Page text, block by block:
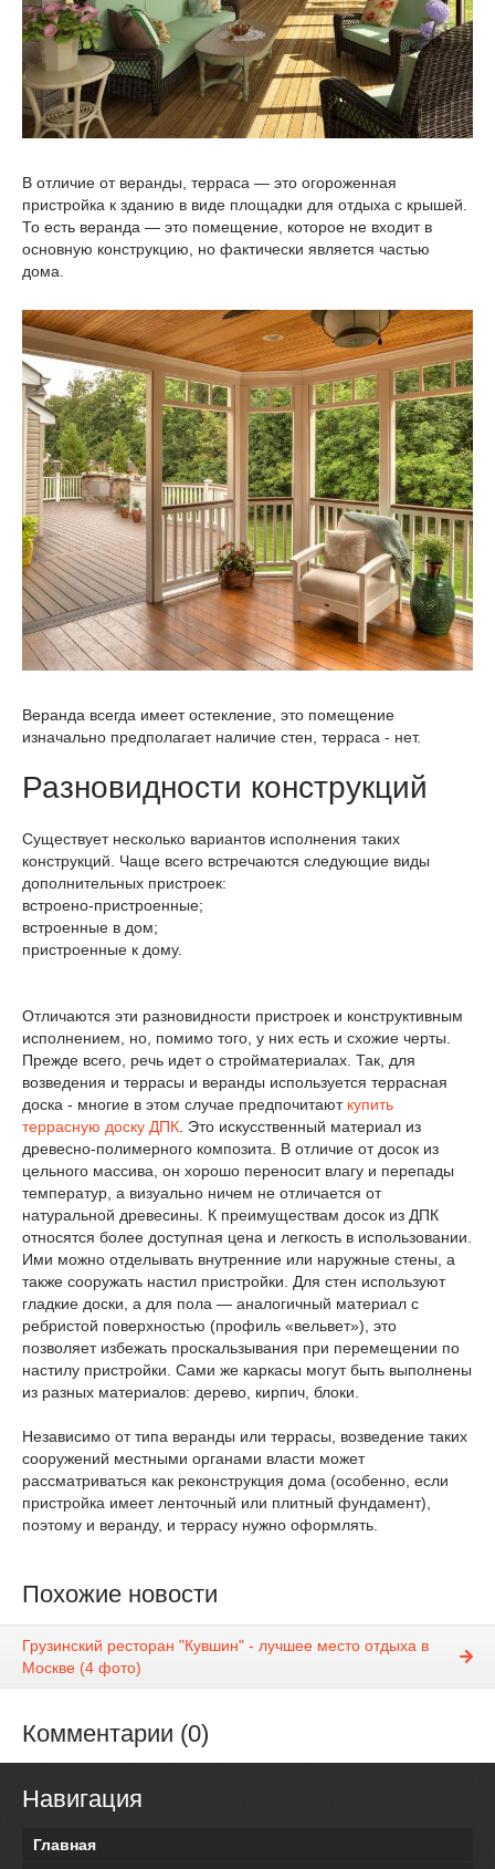
В отличие от веранды, терраса — это огороженная
пристройка к зданию в виде площадки для отдыха с крышей.
То есть веранда — это помещение, которое не входит в
основную конструкцию, но фактически является частью
дома.
Веранда всегда имеет остекление, это помещение
изначально предполагает наличие стен, терраса - нет.
Разновидности конструкций
Существует несколько вариантов исполнения таких
конструкций. Чаще всего встречаются следующие виды
дополнительных пристроек:
встроено-пристроенные;
встроенные в дом;
пристроенные к дому.
Отличаются эти разновидности пристроек и конструктивным
исполнением, но, помимо того, у них есть и схожие черты.
Прежде всего, речь идет о стройматериалах. Так, для
возведения и террасы и веранды используется террасная
доска - многие в этом случае предпочитают купить
террасную доску ДПК. Это искусственный материал из
древесно-полимерного композита. В отличие от досок из
цельного массива, он хорошо переносит влагу и перепады
температур, а визуально ничем не отличается от
натуральной древесины. К преимуществам досок из ДПК
относятся более доступная цена и легкость в использовании.
Ими можно отделывать внутренние или наружные стены, а
также сооружать настил пристройки. Для стен используют
гладкие доски, а для пола — аналогичный материал с
ребристой поверхностью (профиль «вельвет»), это
позволяет избежать проскальзывания при перемещении по
настилу пристройки. Сами же каркасы могут быть выполнены
из разных материалов: дерево, кирпич, блоки.
Независимо от типа веранды или террасы, возведение таких
сооружений местными органами власти может
рассматриваться как реконструкция дома (особенно, если
пристройка имеет ленточный или плитный фундамент),
поэтому и веранду, и террасу нужно оформлять.
Похожие новости
Грузинский ресторан "Кувшин" - лучшее место отдыха в
Москве (4 фото)
Комментарии (0)
Навигация
Главная